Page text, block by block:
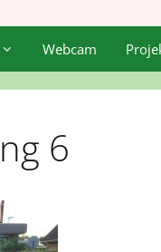
Webcam
6